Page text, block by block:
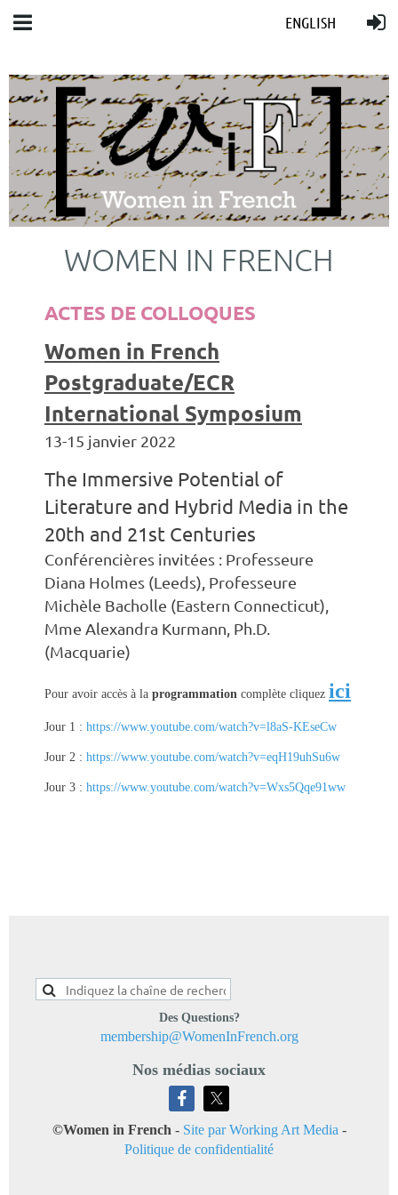
ENGLISH
WOMEN IN FRENCH
ACTES DE COLLOQUES
Women in French
Postgraduate/ECR
International Symposium
13-15 janvier 2022
The Immersive Potential of
Literature and Hybrid Media in the
20th and 21st Centuries
Conférencières invitées : Professeure
Diana Holmes (Leeds), Professeure
Michèle Bacholle (Eastern Connecticut),
Mme Alexandra Kurmann, Ph.D.
(Macquarie)
Pour avoir accès à la programmation complète cliquez ici
Jour 1 : https://www.youtube.com/watch?v=l8aS-KEseCw
Jour 2 : https://www.youtube.com/watch?v=eqH19uhSu6w
Jour 3 : https://www.youtube.com/watch?v=Wxs5Qqe91ww
Des Questions?
membership@WomenInFrench.org
Nos médias sociaux
©Women in French - Site par Working Art Media -
Politique de confidentialité